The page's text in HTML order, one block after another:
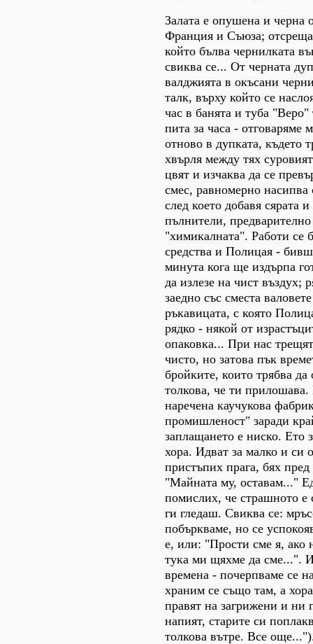
Залата е опушена и черна
Франция и Съюза;
който бълва чернилката
свиква се... От черната
валджията в окъсани
талк, върху който се
час в банята и туба "Веро"
пита за часа - отговаряме
отново в дупката, където
хвърля между тях
цвят и изчаква да се
смес, равномерно насипва
след което добавя сярата
пълнители,
"химикалната". Работи се
средства и Полицая -
минута кога ще издърпа
да излезе на чист въздух;
заедно със сместа
ръкавицата, с която
рядко - някой от
опаковка... При нас
чисто, но затова пък
бройките, които трябва да
толкова, че ти
наречена каучукова
промишленост" заради
заплащането е ниско. Ето
хора. Идват за малко и си
пристъпих прага, бях пред
"Майната му, оставам..."
помислих, че страшното е
ги гледаш. Свиква се:
побъркваме, но се
е, или: "Прости сме я, ако
тука ми щяхме да сме...".
времена - почерпваме се
храним се също там, а
правят на загрижени и ни
напият, старите си
толкова вътре. Все